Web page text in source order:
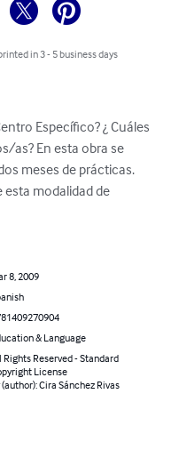
in 3 - 5 business days
Específico? ¿ Cuáles
as? En esta obra se
meses de prácticas.
esta modalidad de
8, 2009
& Language
Rights Reserved - Standard
License
(author): Cira Sánchez Rivas